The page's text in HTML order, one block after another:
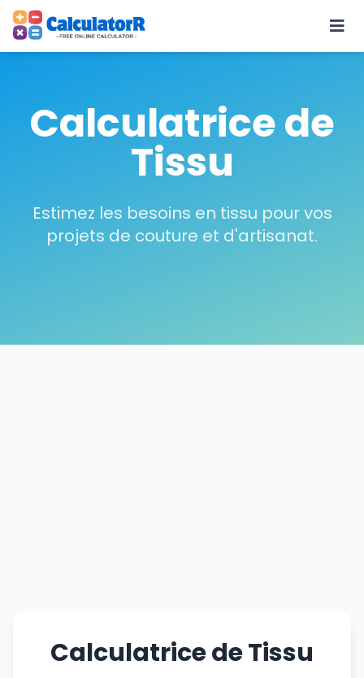
Calculatrice de
Tissu
Estimez les besoins en tissu pour vos
projets de couture et d'artisanat.
Calculatrice de Tissu